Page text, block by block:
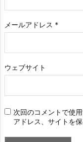
メールアドレス *
ウェブサイト
次回のコメントで使
アドレス、サイトを保